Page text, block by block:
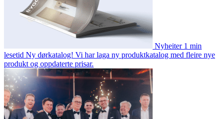
Nyheiter 1 min
lesetid Ny dørkatalog! Vi har laga ny produktkatalog med fleire nye
produkt og oppdaterte prisar.